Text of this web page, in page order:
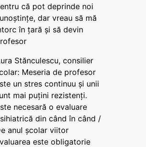
că pot deprinde noi
dar vreau să mă
în țară și să devin
Stănculescu, consilier
Meseria de profesor
un stres continuu și unii
mai puțini rezistenți.
necesară o evaluare
din când în când /
anul școlar viitor
este obligatorie